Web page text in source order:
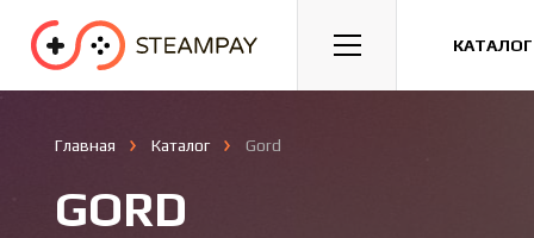
Спорт Гонки Казуальные
Главная Каталог Gord
GORD